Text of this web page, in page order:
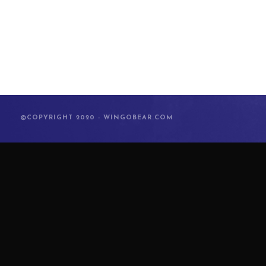
©COPYRIGHT 2020 - WINGOBEAR.COM